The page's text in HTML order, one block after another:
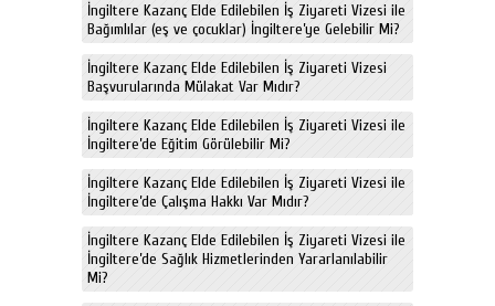
İngiltere Kazanç Elde Edilebilen İş Ziyareti Vizesi ile
Bağımlılar (eş ve çocuklar) İngiltere’ye Gelebilir Mi?
İngiltere Kazanç Elde Edilebilen İş Ziyareti Vizesi
Başvurularında Mülakat Var Mıdır?
İngiltere Kazanç Elde Edilebilen İş Ziyareti Vizesi ile
İngiltere’de Eğitim Görülebilir Mi?
İngiltere Kazanç Elde Edilebilen İş Ziyareti Vizesi ile
İngiltere’de Çalışma Hakkı Var Mıdır?
İngiltere Kazanç Elde Edilebilen İş Ziyareti Vizesi ile
İngiltere’de Sağlık Hizmetlerinden Yararlanılabilir
Mi?